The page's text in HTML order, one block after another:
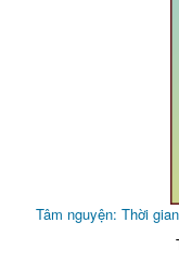
Tâm nguyện: Thời